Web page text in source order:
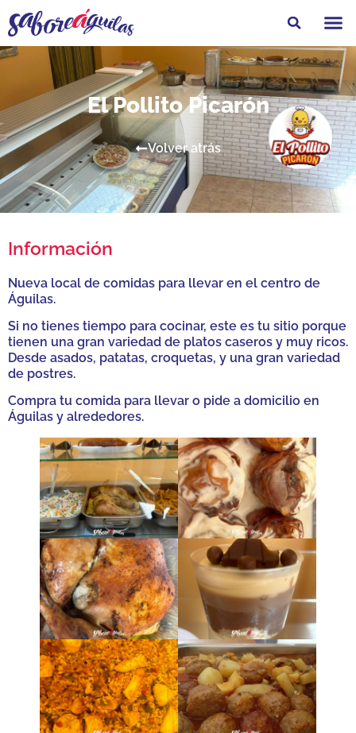
El Pollito Picarón
Volver atrás
Información
Nueva local de comidas para llevar en el centro de
Águilas.
Si no tienes tiempo para cocinar, este es tu sitio porque
tienen una gran variedad de platos caseros y muy ricos.
Desde asados, patatas, croquetas, y una gran variedad
de postres.
Compra tu comida para llevar o pide a domicilio en
Águilas y alrededores.